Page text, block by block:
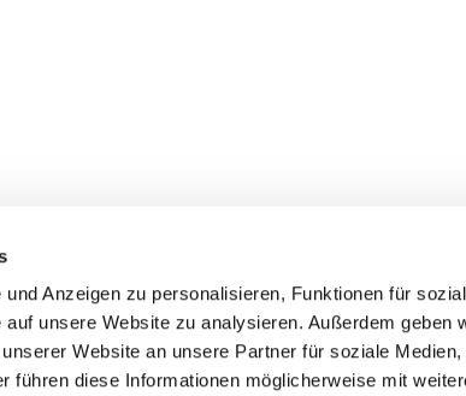
Anzeigen zu personalisieren, Funktionen für
unsere Website zu analysieren. Außerdem geben
Website an unsere Partner für soziale Medien,
führen diese Informationen möglicherweise mit